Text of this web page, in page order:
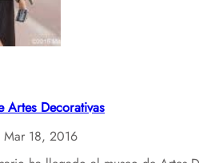
m Artes Decorativas
Mar 18, 2016